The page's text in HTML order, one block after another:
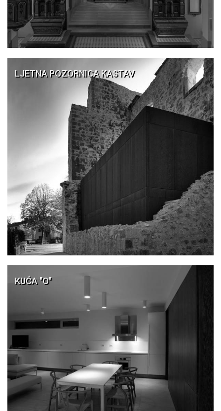
LJETNA POZORNICA KASTAV
KUĆA "O"